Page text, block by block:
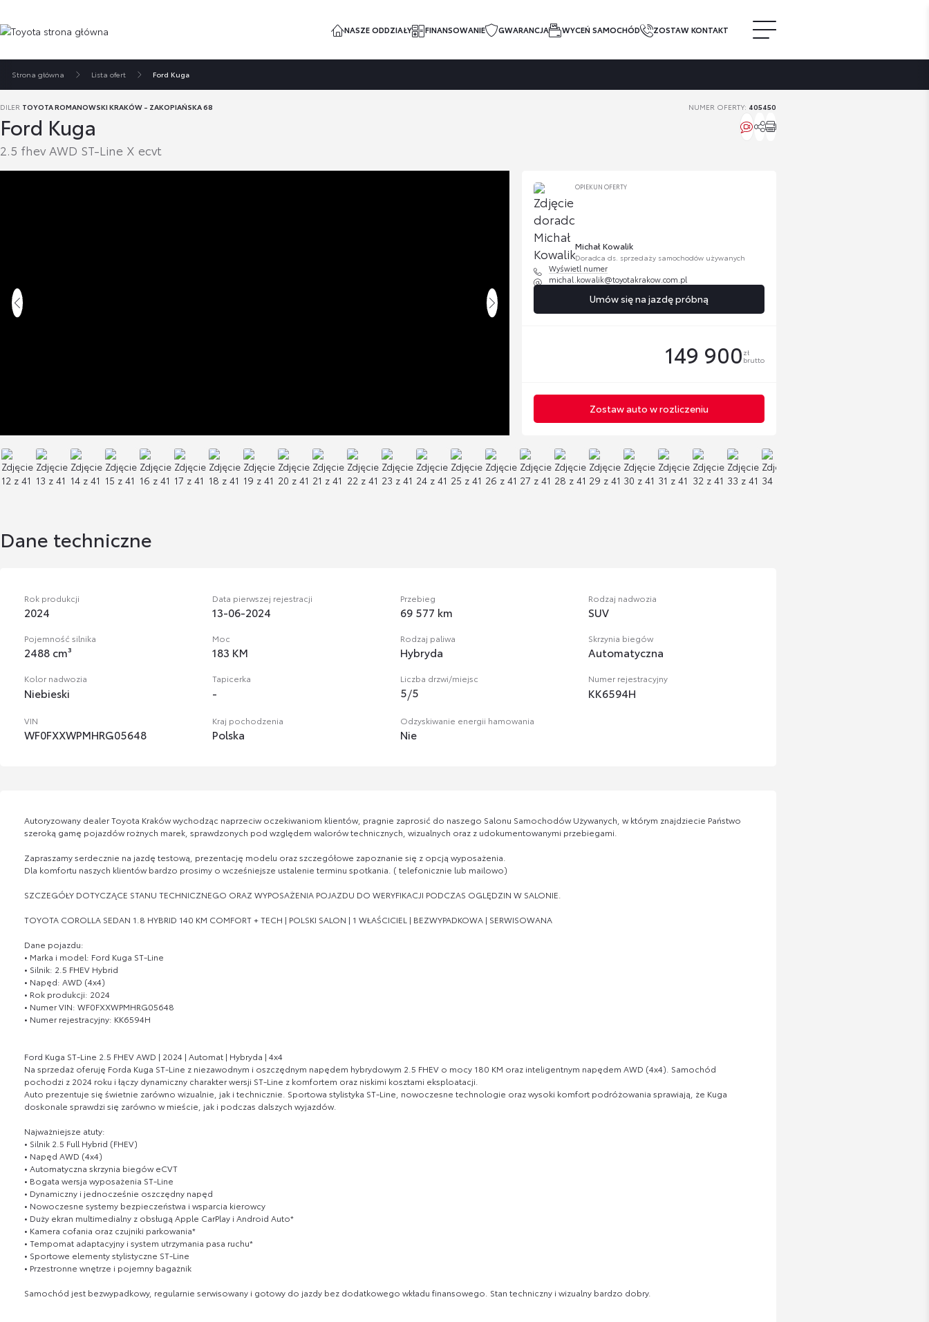
NASZE ODDZIAŁY FINANSOWANIE GWARANCJA WYCEŃ SAMOCHÓD ZOSTAW KONTAKT
Strona główna Lista ofert Ford Kuga
Ford Kuga
2.5 fhev AWD ST-Line X ecvt
DILER TOYOTA ROMANOWSKI KRAKÓW - ZAKOPIAŃSKA 68 NUMER OFERTY: 405450
OPIEKUN OFERTY
Michał Kowalik
Doradca ds. sprzedaży samochodów używanych
Wyświetl numer
michal.kowalik@toyotakrakow.com.pl
Umów się na jazdę próbną
149 900 zł
brutto
Zostaw auto w rozliczeniu
Dane techniczne
Rok produkcji
2024
Data pierwszej rejestracji
13-06-2024
Przebieg
69 577 km
Rodzaj nadwozia
SUV
Pojemność silnika
2488 cm³
Moc
183 KM
Rodzaj paliwa
Hybryda
Skrzynia biegów
Automatyczna
Kolor nadwozia
Niebieski
Tapicerka
-
Liczba drzwi/miejsc
5/5
Numer rejestracyjny
KK6594H
VIN
WF0FXXWPMHRG05648
Kraj pochodzenia
Polska
Odzyskiwanie energii hamowania
Nie
Autoryzowany dealer Toyota Kraków wychodząc naprzeciw oczekiwaniom klientów, pragnie zaprosić do naszego Salonu Samochodów Używanych, w którym znajdziecie Państwo
szeroką gamę pojazdów rożnych marek, sprawdzonych pod względem walorów technicznych, wizualnych oraz z udokumentowanymi przebiegami.
Zapraszamy serdecznie na jazdę testową, prezentację modelu oraz szczegółowe zapoznanie się z opcją wyposażenia.
Dla komfortu naszych klientów bardzo prosimy o wcześniejsze ustalenie terminu spotkania. ( telefonicznie lub mailowo)
SZCZEGÓŁY DOTYCZĄCE STANU TECHNICZNEGO ORAZ WYPOSAŻENIA POJAZDU DO WERYFIKACJI PODCZAS OGLĘDZIN W SALONIE.
TOYOTA COROLLA SEDAN 1.8 HYBRID 140 KM COMFORT + TECH | POLSKI SALON | 1 WŁAŚCICIEL | BEZWYPADKOWA | SERWISOWANA
Dane pojazdu:
• Marka i model: Ford Kuga ST-Line
• Silnik: 2.5 FHEV Hybrid
• Napęd: AWD (4x4)
• Rok produkcji: 2024
• Numer VIN: WF0FXXWPMHRG05648
• Numer rejestracyjny: KK6594H
Ford Kuga ST-Line 2.5 FHEV AWD | 2024 | Automat | Hybryda | 4x4
Na sprzedaż oferuję Forda Kuga ST-Line z niezawodnym i oszczędnym napędem hybrydowym 2.5 FHEV o mocy 180 KM oraz inteligentnym napędem AWD (4x4). Samochód
pochodzi z 2024 roku i łączy dynamiczny charakter wersji ST-Line z komfortem oraz niskimi kosztami eksploatacji.
Auto prezentuje się świetnie zarówno wizualnie, jak i technicznie. Sportowa stylistyka ST-Line, nowoczesne technologie oraz wysoki komfort podróżowania sprawiają, że Kuga
doskonale sprawdzi się zarówno w mieście, jak i podczas dalszych wyjazdów.
Najważniejsze atuty:
• Silnik 2.5 Full Hybrid (FHEV)
• Napęd AWD (4x4)
• Automatyczna skrzynia biegów eCVT
• Bogata wersja wyposażenia ST-Line
• Dynamiczny i jednocześnie oszczędny napęd
• Nowoczesne systemy bezpieczeństwa i wsparcia kierowcy
• Duży ekran multimedialny z obsługą Apple CarPlay i Android Auto*
• Kamera cofania oraz czujniki parkowania*
• Tempomat adaptacyjny i system utrzymania pasa ruchu*
• Sportowe elementy stylistyczne ST-Line
• Przestronne wnętrze i pojemny bagażnik
Samochód jest bezwypadkowy, regularnie serwisowany i gotowy do jazdy bez dodatkowego wkładu finansowego. Stan techniczny i wizualny bardzo dobry.